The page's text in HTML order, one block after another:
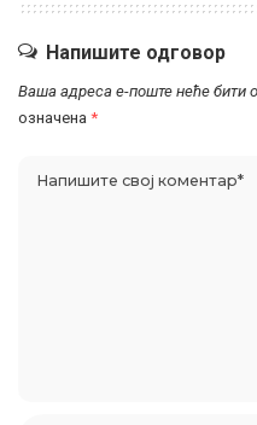
Напишите одговор
Ваша адреса е-поште неће бити
означена *